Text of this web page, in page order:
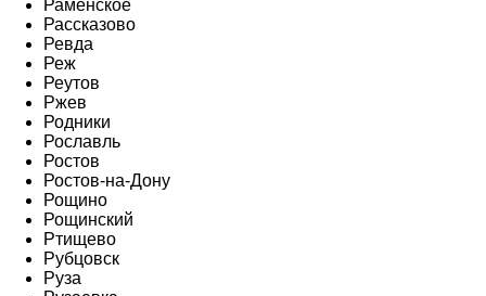
Раменское
Рассказово
Ревда
Реж
Реутов
Ржев
Родники
Рославль
Ростов
Ростов-на-Дону
Рощино
Рощинский
Ртищево
Рубцовск
Руза